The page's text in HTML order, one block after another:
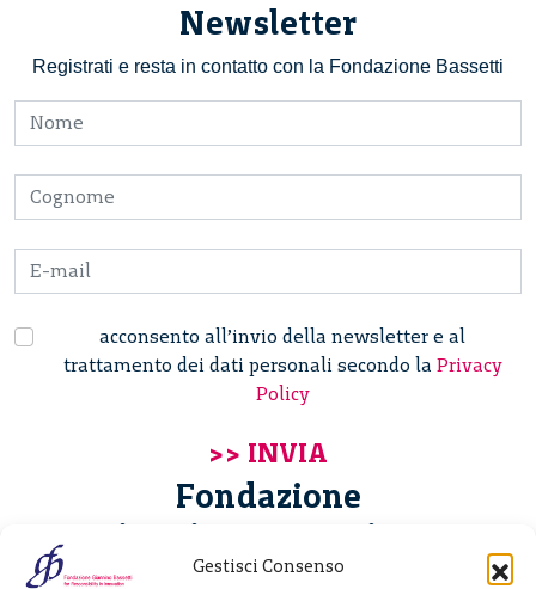
Gestisci Consenso
Newsletter
Registrati e resta in contatto con la Fondazione Bassetti
acconsento all’invio della newsletter e al
trattamento dei dati personali secondo la Privacy
Policy
Fondazione
Giannino Bassetti ETS